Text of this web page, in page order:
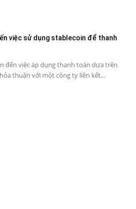
việc sử dụng stablecoin để thanh
đến việc áp dụng thanh toán dựa trên
thuận với một công ty liên kết...